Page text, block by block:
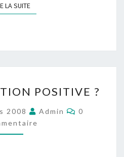
70
LA SUITELIRE LA SUITE
POSITIVE
?
POSITIVE ?
2008 Admin
0